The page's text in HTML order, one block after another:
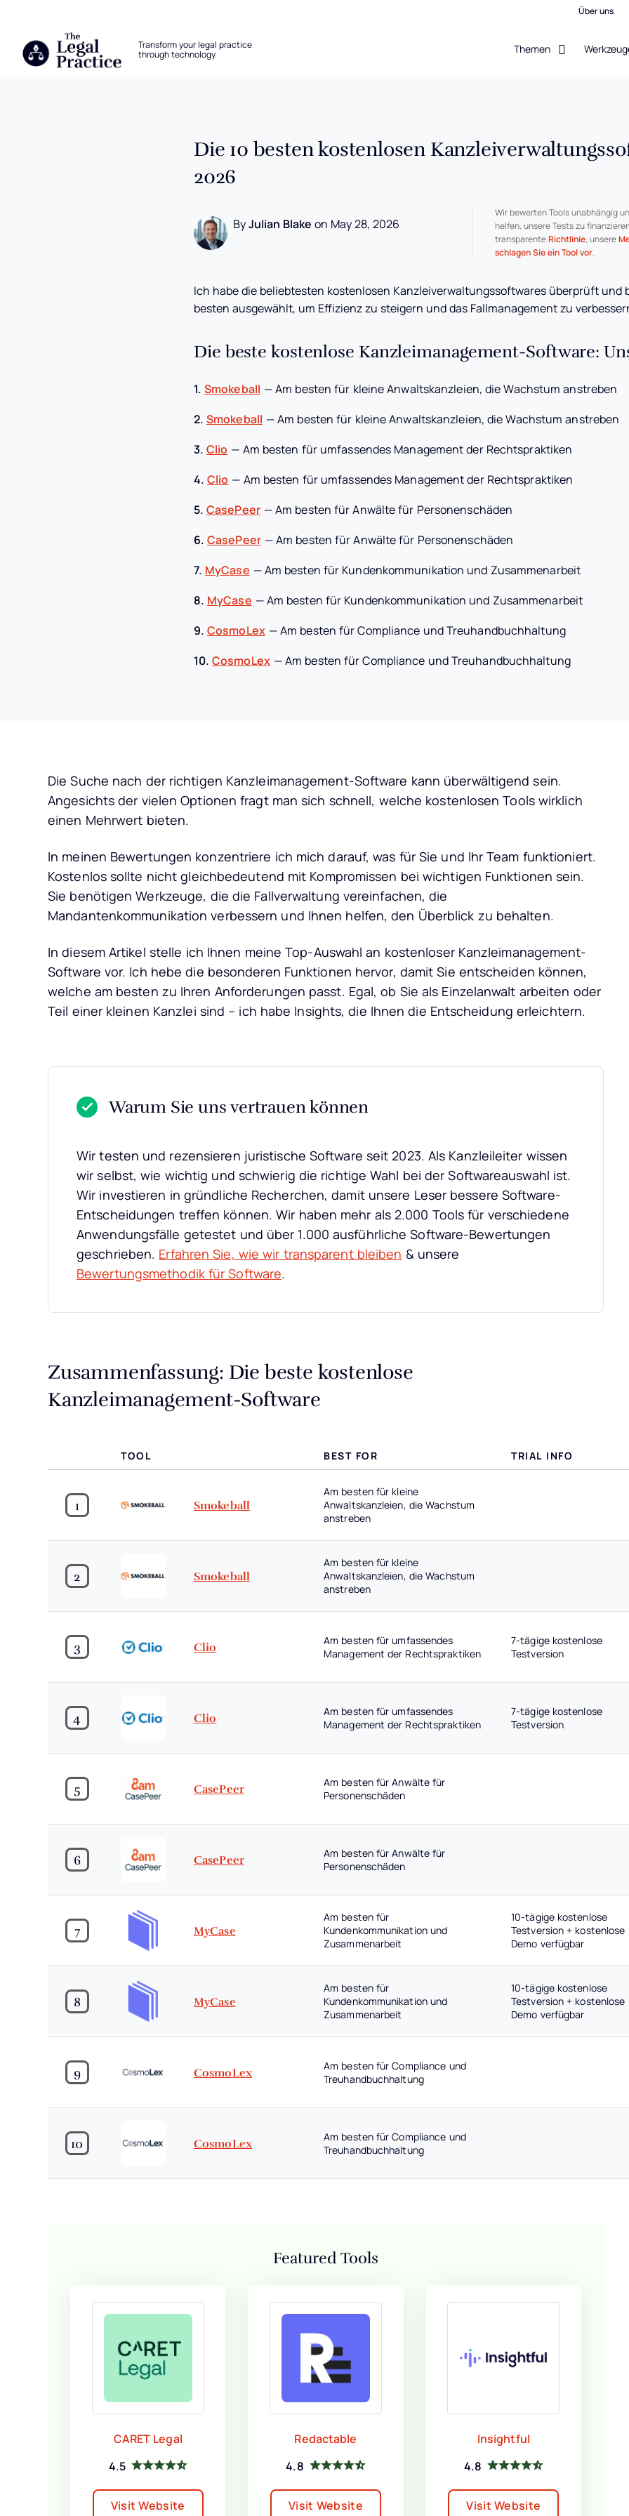
Über uns
Transform your legal practice
through technology.
Themen
Die 10 besten kostenlosen
2026
By Julian Blake on May 28, 2026
Wir bewerten Tools unabhängig
helfen, unsere Tests zu
transparente Richtlinie, unsere
schlagen Sie ein Tool vor.
Ich habe die beliebtesten kostenlosen Kanzleiverwaltungssoftwares überprüft und
besten ausgewählt, um Effizienz zu steigern und das Fallmanagement zu
Die beste kostenlose Kanzleimanagement-Software:
1. Smokeball —Am besten für kleine Anwaltskanzleien, die Wachstum anstreben
2. Smokeball —Am besten für kleine Anwaltskanzleien, die Wachstum anstreben
3. Clio — Am besten für umfassendes Management der Rechtspraktiken
4. Clio — Am besten für umfassendes Management der Rechtspraktiken
5. CasePeer —Am besten für Anwälte für Personenschäden
6. CasePeer —Am besten für Anwälte für Personenschäden
7. MyCase — Am besten für Kundenkommunikation und Zusammenarbeit
8. MyCase — Am besten für Kundenkommunikation und Zusammenarbeit
9. CosmoLex —Am besten für Compliance und Treuhandbuchhaltung
10. CosmoLex —Am besten für Compliance und Treuhandbuchhaltung
Die Suche nach der richtigen Kanzleimanagement-Software kann überwältigend sein.
Angesichts der vielen Optionen fragt man sich schnell, welche kostenlosen Tools wirklich
einen Mehrwert bieten.
In meinen Bewertungen konzentriere ich mich darauf, was für Sie und Ihr Team funktioniert.
Kostenlos sollte nicht gleichbedeutend mit Kompromissen bei wichtigen Funktionen sein.
Sie benötigen Werkzeuge, die die Fallverwaltung vereinfachen, die
Mandantenkommunikation verbessern und Ihnen helfen, den Überblick zu behalten.
In diesem Artikel stelle ich Ihnen meine Top-Auswahl an kostenloser Kanzleimanagement-
Software vor. Ich hebe die besonderen Funktionen hervor, damit Sie entscheiden können,
welche am besten zu Ihren Anforderungen passt. Egal, ob Sie als Einzelanwalt arbeiten oder
Teil einer kleinen Kanzlei sind – ich habe Insights, die Ihnen die Entscheidung erleichtern.
Warum Sie uns vertrauen können
Wir testen und rezensieren juristische Software seit 2023. Als Kanzleileiter wissen
wir selbst, wie wichtig und schwierig die richtige Wahl bei der Softwareauswahl ist.
Wir investieren in gründliche Recherchen, damit unsere Leser bessere Software-
Entscheidungen treffen können. Wir haben mehr als 2.000 Tools für verschiedene
Anwendungsfälle getestet und über 1.000 ausführliche Software-Bewertungen
geschrieben. Erfahren Sie, wie wir transparent bleiben & unsere
Bewertungsmethodik für Software.
Zusammenfassung: Die beste kostenlose
Kanzleimanagement-Software
TOOL BEST FOR TRIAL INFO
1 Smokeball
Am besten für kleine
Anwaltskanzleien, die Wachstum
anstreben
2 Smokeball
Am besten für kleine
Anwaltskanzleien, die Wachstum
anstreben
3 Clio
Am besten für umfassendes
Management der Rechtspraktiken
7-tägige kostenlose
Testversion
4 Clio
Am besten für umfassendes
Management der Rechtspraktiken
7-tägige kostenlose
Testversion
5 CasePeer
Am besten für Anwälte für
Personenschäden
6 CasePeer
Am besten für Anwälte für
Personenschäden
7 MyCase
Am besten für
Kundenkommunikation und
Zusammenarbeit
10-tägige kostenlose
Testversion + kostenlose
Demo verfügbar
8 MyCase
Am besten für
Kundenkommunikation und
Zusammenarbeit
10-tägige kostenlose
Testversion + kostenlose
Demo verfügbar
9 CosmoLex
Am besten für Compliance und
Treuhandbuchhaltung
10 CosmoLex
Am besten für Compliance und
Treuhandbuchhaltung
Featured Tools
CARET Legal
4.5
Visit Website
Redactable
4.8
Visit Website
Insightful
4.8
Visit Website